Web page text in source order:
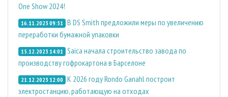
One Show 2024!
16.11.2023 09:51 В DS Smith предложили меры по увеличению
переработки бумажной упаковки
15.12.2023 14:01 Saica начала строительство завода по
производству гофрокартона в Барселоне
21.12.2023 12:00 К 2026 году Rondo Ganahl построит
электростанцию, работающую на отходах